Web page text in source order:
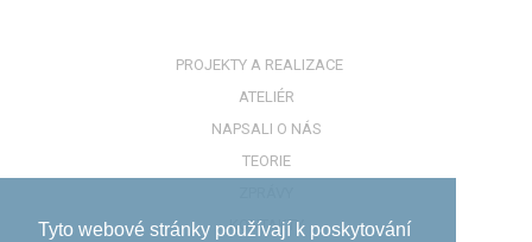
Tyto webové stránky používají k poskytování
PROJEKTY A REALIZACE
ATELIÉR
NAPSALI O NÁS
TEORIE
KONTAKTY